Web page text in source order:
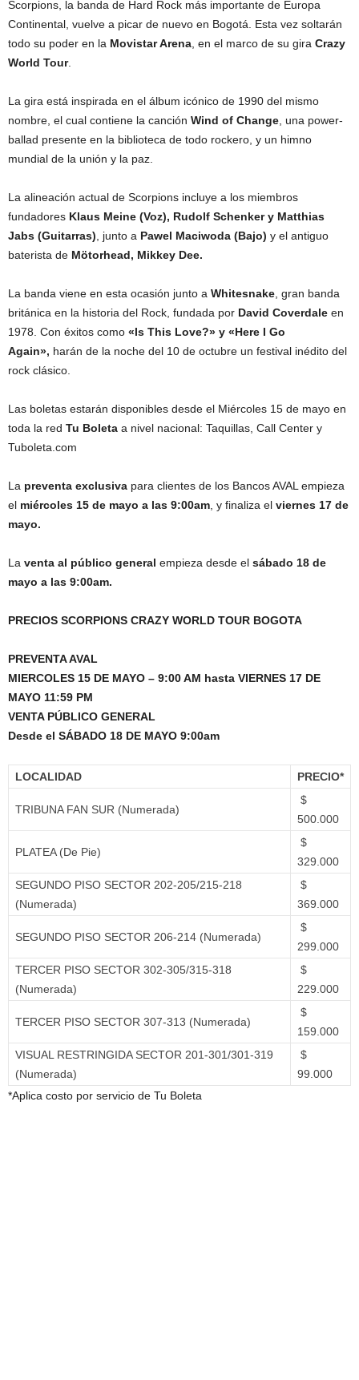
Scorpions, la banda de Hard Rock más importante de Europa
Continental, vuelve a picar de nuevo en Bogotá. Esta vez soltarán
todo su poder en la Movistar Arena , en el marco de su gira Crazy
World Tour.
La gira está inspirada en el álbum icónico de 1990 del mismo
nombre, el cual contiene la canción Wind of Change , una power-
ballad presente en la biblioteca de todo rockero, y un himno
mundial de la unión y la paz.
La alineación actual de Scorpions incluye a los miembros
fundadores Klaus Meine (Voz), Rudolf Schenker y Matthias
Jabs (Guitarras) , junto a Pawel Maciwoda (Bajo) y el antiguo
baterista de Mötorhead, Mikkey Dee.
La banda viene en esta ocasión junto a Whitesnake , gran banda
británica en la historia del Rock, fundada por David Coverdale en
1978. Con éxitos como «Is This Love?» y «Here I Go
Again», harán de la noche del 10 de octubre un festival inédito del
rock clásico.
Las boletas estarán disponibles desde el Miércoles 15 de mayo en
toda la red Tu Boleta a nivel nacional: Taquillas, Call Center y
Tuboleta.com
La preventa exclusiva para clientes de los Bancos AVAL empieza
el miércoles 15 de mayo a las 9:00am , y finaliza el viernes 17 de
mayo.
La venta al público general empieza desde el sábado 18 de
mayo a las 9:00am.
PRECIOS SCORPIONS CRAZY WORLD TOUR BOGOTA
PREVENTA AVAL
MIERCOLES 15 DE MAYO – 9:00 AM hasta VIERNES 17 DE
MAYO 11:59 PM
VENTA PÚBLICO GENERAL
Desde el SÁBADO 18 DE MAYO 9:00am
LOCALIDAD PRECIO*
TRIBUNA FAN SUR (Numerada)
$
500.000
PLATEA (De Pie)
$
329.000
SEGUNDO PISO SECTOR 202-205/215-218
(Numerada)
$
369.000
SEGUNDO PISO SECTOR 206-214 (Numerada)
$
299.000
TERCER PISO SECTOR 302-305/315-318
(Numerada)
$
229.000
TERCER PISO SECTOR 307-313 (Numerada)
$
159.000
VISUAL RESTRINGIDA SECTOR 201-301/301-319
(Numerada)
$
99.000
*Aplica costo por servicio de Tu Boleta